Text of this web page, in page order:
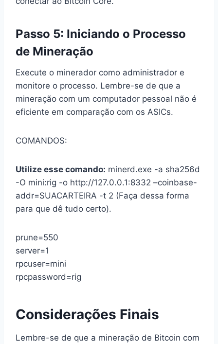
Passo 5: Iniciando o Processo
de Mineração
Execute o minerador como administrador e
monitore o processo. Lembre-se de que a
mineração com um computador pessoal não é
eficiente em comparação com os ASICs.
COMANDOS:
Utilize esse comando: minerd.exe -a sha256d
-O mini:rig -o http://127.0.0.1:8332 –coinbase-
addr=SUACARTEIRA -t 2 (Faça dessa forma
para que dê tudo certo).
prune=550
server=1
rpcuser=mini
rpcpassword=rig
Considerações Finais
Lembre-se de que a mineração de Bitcoin com